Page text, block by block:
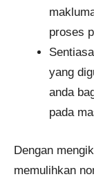
proses
yang
anda
pada
Dengan
memulihkan